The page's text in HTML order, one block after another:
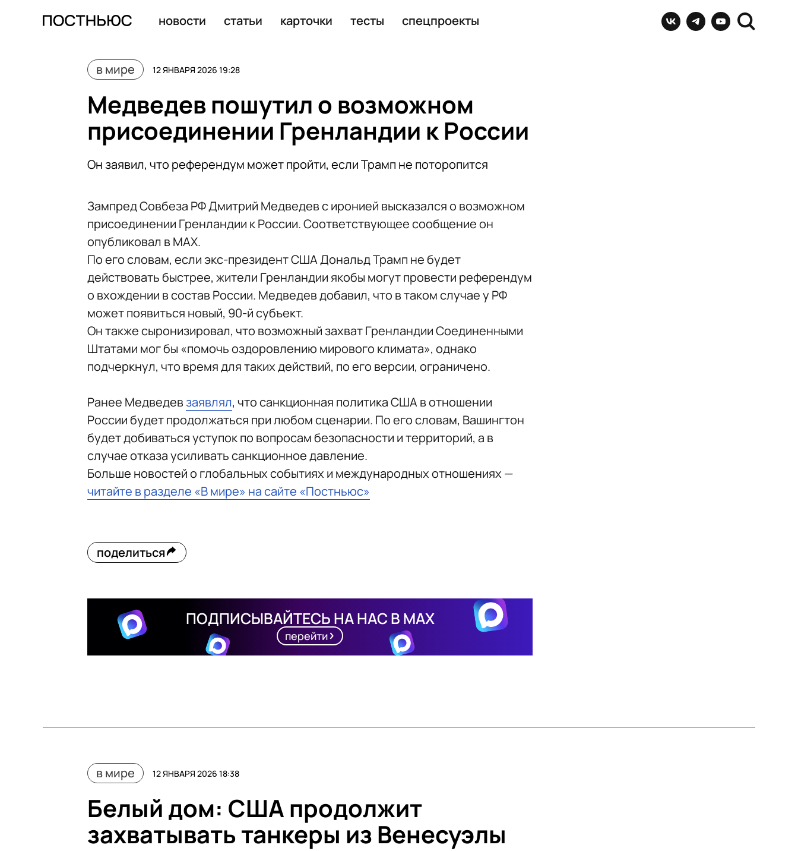
новости статьи карточки тесты спецпроекты
в мире 12 ЯНВАРЯ 2026 19:28
Медведев пошутил о возможном
присоединении Гренландии к России
Он заявил, что референдум может пройти, если Трамп не поторопится
Зампред Совбеза РФ Дмитрий Медведев с иронией высказался о возможном
присоединении Гренландии к России. Соответствующее сообщение он
опубликовал в MAX.
По его словам, если экс-президент США Дональд Трамп не будет
действовать быстрее, жители Гренландии якобы могут провести референдум
о вхождении в состав России. Медведев добавил, что в таком случае у РФ
может появиться новый, 90-й субъект.
Он также сыронизировал, что возможный захват Гренландии Соединенными
Штатами мог бы «помочь оздоровлению мирового климата», однако
подчеркнул, что время для таких действий, по его версии, ограничено.
Ранее Медведевзаявлял, что санкционная политика США в отношении
России будет продолжаться при любом сценарии. По его словам, Вашингтон
будет добиваться уступок по вопросам безопасности и территорий, а в
случае отказа усиливать санкционное давление.
Больше новостей о глобальных событиях и международных отношениях —
читайте в разделе «В мире» на сайте «Постньюс»
поделиться
ПОДПИСЫВАЙТЕСЬ НА НАС В MAX
перейти
в мире 12 ЯНВАРЯ 2026 18:38
Белый дом: США продолжит
захватывать танкеры из Венесуэлы